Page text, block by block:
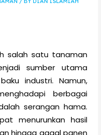
salah satu tanaman
sumber utama
industri. Namun,
berbagai
serangan hama.
menurunkan hasil
hingga gagal panen